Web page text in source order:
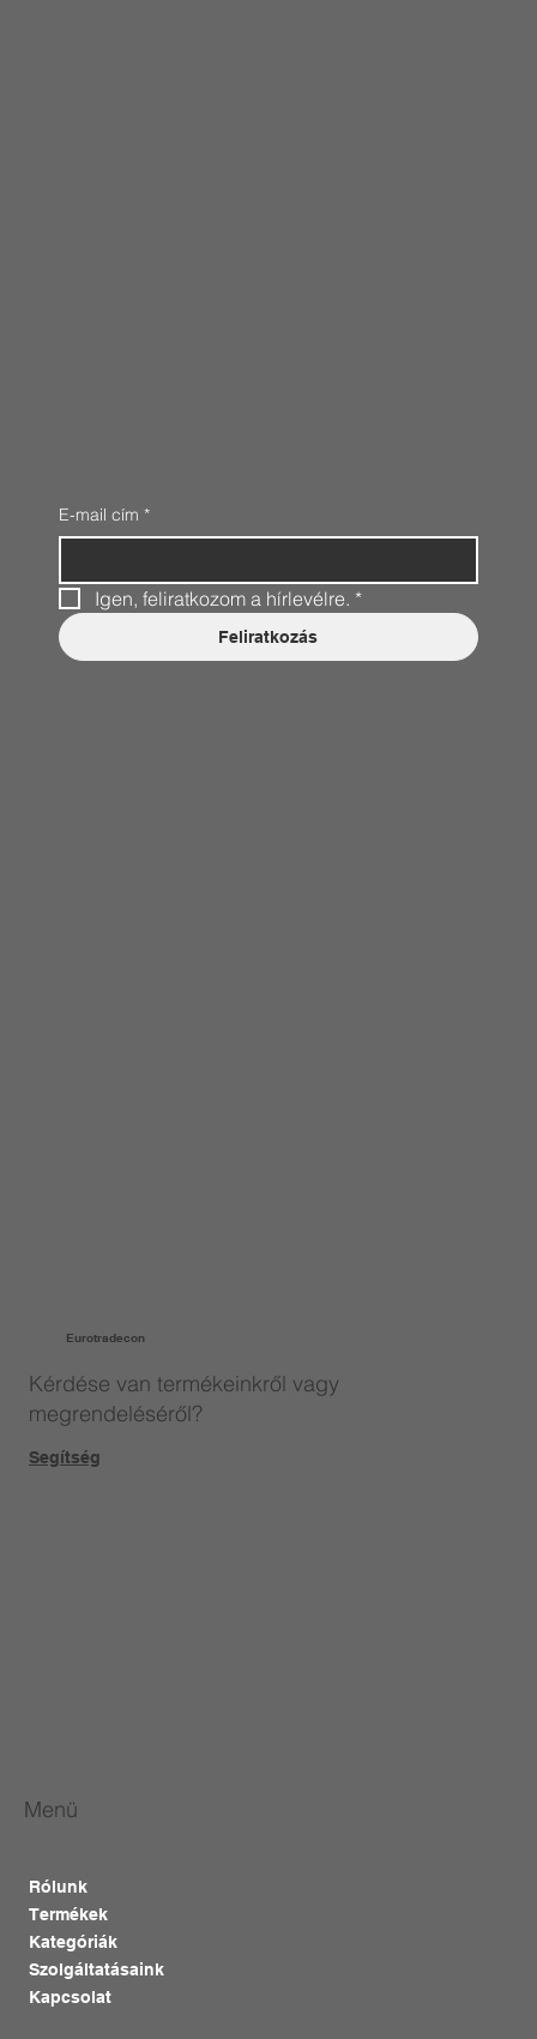
Eurotradecon
Kérdése van termékeinkről vagy
megrendeléséről?
Segítség
E-mail cím *
Igen, feliratkozom a hírlevélre. *
Feliratkozás
Menü
Rólunk
Termékek
Kategóriák
Szolgáltatásaink
Kapcsolat